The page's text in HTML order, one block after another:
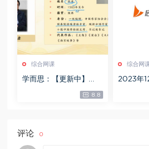
综合网课
学而思：【更新中】
【春晖班】2023高端文
学，百度网盘(1.78G)
8.8
综合网
2023年
级：启
静等]，
评论 0